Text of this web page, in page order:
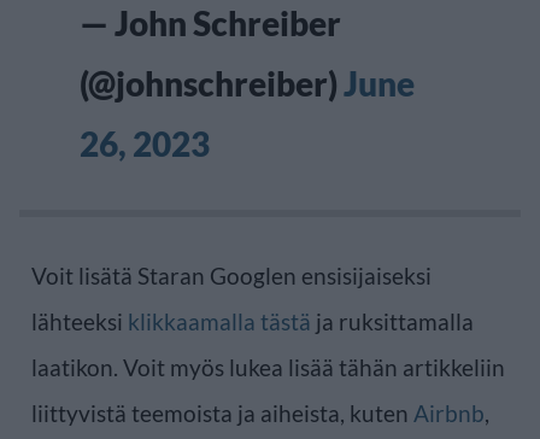
— John Schreiber
(@johnschreiber)June
26, 2023
Voit lisätä Staran Googlen ensisijaiseksi
lähteeksi klikkaamalla tästä ja ruksittamalla
laatikon. Voit myös lukea lisää tähän artikkeliin
liittyvistä teemoista ja aiheista, kuten Airbnb,